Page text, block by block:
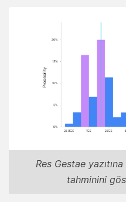
Res Gestae
tahminini